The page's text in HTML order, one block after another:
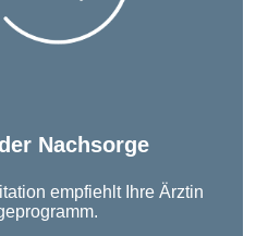
Nachsorge
empfiehlt Ihre Ärztin